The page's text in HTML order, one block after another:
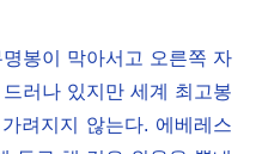
봉이 막아서고 오른쪽 자
러나 있지만 세계 최고봉
려지지 않는다. 에베레스